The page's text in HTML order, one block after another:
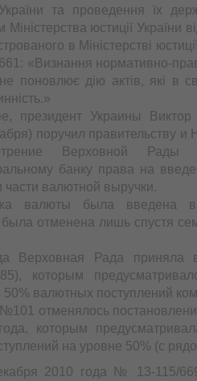
та проведення їх
юстиції України
в Міністерстві
«Визнання нормативно-
поновлює дію актів, які в
президент Украины Виктор
поручил правительству и
Верховной Рады
банку права на
валютной выручки.
валюты была введена
была отменена лишь спустя
Верховная Рада приняла
которым
валютных поступлений
отменялось
которым
на уровне 50% (с
2010 года № 13-115/